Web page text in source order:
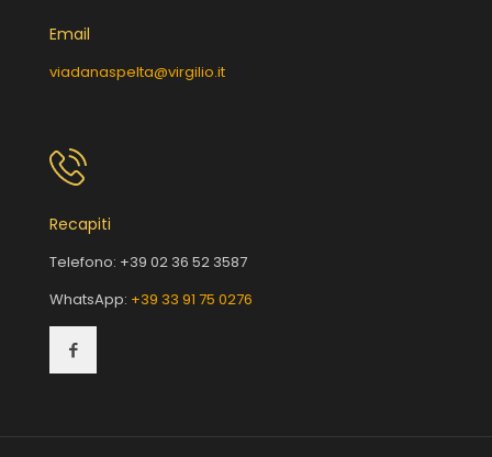
Email
viadanaspelta@virgilio.it
Recapiti
Telefono: +39 02 36 52 3587
WhatsApp: +39 33 91 75 0276